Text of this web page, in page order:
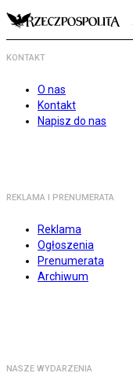
KONTAKT
O nas
Kontakt
Napisz do nas
REKLAMA I PRENUMERATA
Reklama
Ogłoszenia
Prenumerata
Archiwum
NASZE WYDARZENIA